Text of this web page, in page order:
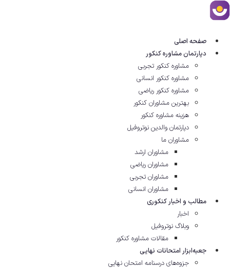
صفحه اصلی
دپارتمان مشاوره کنکور
مشاوره کنکور تجربی
مشاوره کنکور انسانی
مشاوره کنکور ریاضی
بهترین مشاوران کنکور
هزینه مشاوره کنکور
دپارتمان والدین نوتروفیل
مشاوران ما
مشاوران ارشد
مشاوران ریاضی
مشاوران تجربی
مشاوران انسانی
مطالب و اخبار کنکوری
اخبار
وبلاگ نوتروفیل
مقالات مشاوره‌ کنکور
جعبه‌ابزار امتحانات نهایی
جزوه‌های درسنامه امتحان نهایی